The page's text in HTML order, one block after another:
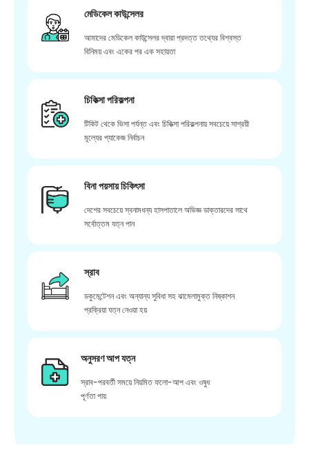
মেডিকেল কাউন্সেলর
আমাদের মেডিকেল কাউন্সেলর দ্বারা প্রদত্ত তথ্যের বিশ্বস্ত
বিনিময় এবং একের পর এক সহায়তা
চিকিত্সা পরিকল্পনা
টিকিট থেকে ভিসা পর্যন্ত এবং চিকিত্সা পরিকল্পনায় সবচেয়ে সাশ্রয়ী
মূল্যের প্যাকেজ নির্বাচন
বিনা পয়সায় চিকিৎসা
দেশের সবচেয়ে স্বনামধন্য হাসপাতালে অভিজ্ঞ ডাক্তারদের সাথে
সর্বোত্তম যত্ন পান
স্রাব
ডকুমেন্টেশন এবং অন্যান্য সুবিধা সহ ঝামেলামুক্ত নিষ্কাশন
প্রক্রিয়া যত্ন নেওয়া হয়
অনুসরণ আপ যত্ন
স্রাব-পরবর্তী সময়ে নিয়মিত ফলো-আপ এবং ওষুধ
পূর্ণতা পায়